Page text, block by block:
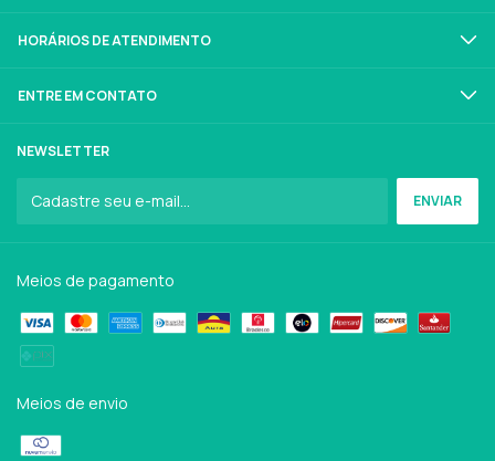
HORÁRIOS DE ATENDIMENTO
ENTRE EM CONTATO
NEWSLETTER
Meios de pagamento
Meios de envio